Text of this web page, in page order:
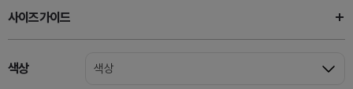
사이즈가이드
색상 색상